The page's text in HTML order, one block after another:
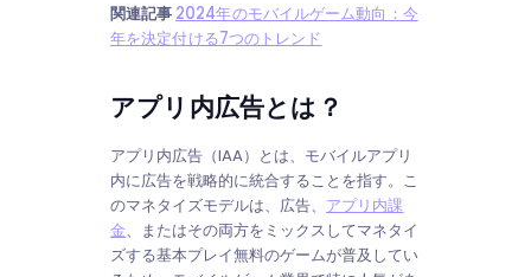
関連記事 2024年のモバイルゲーム動向：今
年を決定付ける7つのトレンド
アプリ内広告とは？
アプリ内広告（IAA）とは、モバイルアプリ
内に広告を戦略的に統合することを指す。こ
のマネタイズモデルは、広告、 アプリ内課
金、またはその両方をミックスしてマネタイ
ズする基本プレイ無料のゲームが普及してい